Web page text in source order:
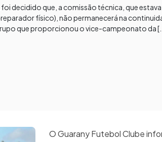
decidido que, a comissão técnica, que
físico), não permanecerá na
que proporcionou o vice-campeonato da
O Guarany Futebol Clube